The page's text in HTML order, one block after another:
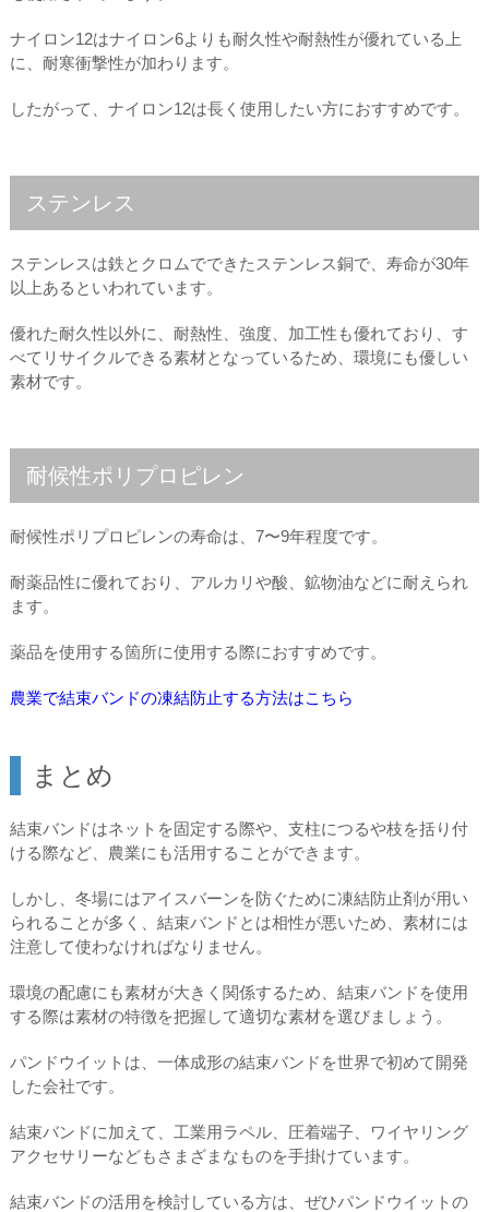
ナイロン12はナイロン6よりも耐久性や耐熱性が優れている上
に、耐寒衝撃性が加わります。
したがって、ナイロン12は長く使用したい方におすすめです。
ステンレス
ステンレスは鉄とクロムでできたステンレス銅で、寿命が30年
以上あるといわれています。
優れた耐久性以外に、耐熱性、強度、加工性も優れており、す
べてリサイクルできる素材となっているため、環境にも優しい
素材です。
耐候性ポリプロピレン
耐候性ポリプロピレンの寿命は、7〜9年程度です。
耐薬品性に優れており、アルカリや酸、鉱物油などに耐えられ
ます。
薬品を使用する箇所に使用する際におすすめです。
農業で結束バンドの凍結防止する方法はこちら
まとめ
結束バンドはネットを固定する際や、支柱につるや枝を括り付
ける際など、農業にも活用することができます。
しかし、冬場にはアイスバーンを防ぐために凍結防止剤が用い
られることが多く、結束バンドとは相性が悪いため、素材には
注意して使わなければなりません。
環境の配慮にも素材が大きく関係するため、結束バンドを使用
する際は素材の特徴を把握して適切な素材を選びましょう。
パンドウイットは、一体成形の結束バンドを世界で初めて開発
した会社です。
結束バンドに加えて、工業用ラペル、圧着端子、ワイヤリング
アクセサリーなどもさまざまなものを手掛けています。
結束バンドの活用を検討している方は、ぜひパンドウイットの